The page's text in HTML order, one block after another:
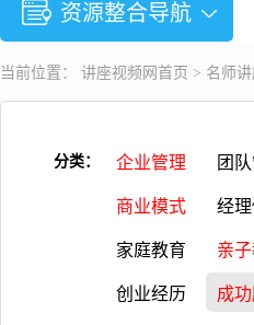
资源整合导航
当前位置： 讲座视频 网首页 > 名师
分类： 企业管理 团
商业模式 经
家庭教育 亲
创业经历 成